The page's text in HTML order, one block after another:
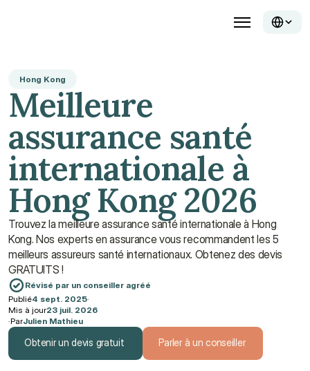
Hong Kong
Meilleure
assurance santé
internationale à
Hong Kong 2026
Trouvez la meilleure assurance santé internationale à Hong
Kong. Nos experts en assurance vous recommandent les 5
meilleurs assureurs santé internationaux. Obtenez des devis
GRATUITS !
Révisé par un conseiller agréé
Publié4 sept. 2025·
Mis à jour23 juil. 2026
·ParJulien Mathieu
Obtenir un devis gratuit Parler à un conseiller